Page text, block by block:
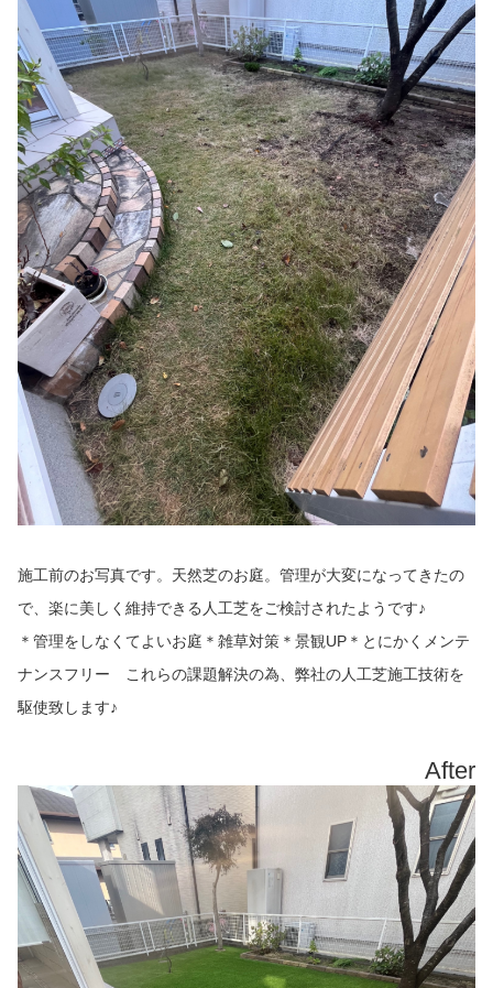
施工前のお写真です。天然芝のお庭。管理が大変になってきたの
で、楽に美しく維持できる人工芝をご検討されたようです♪
＊管理をしなくてよいお庭＊雑草対策＊景観UP＊とにかくメンテ
ナンスフリー これらの課題解決の為、弊社の人工芝施工技術を
駆使致します♪
After